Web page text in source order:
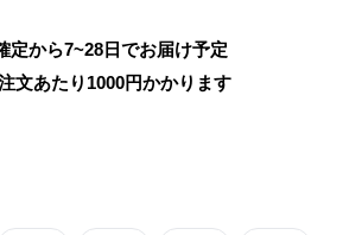
定から7~28日でお届け予定
文あたり 1000円かかります